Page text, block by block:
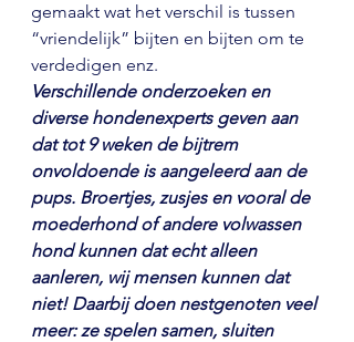
gemaakt wat het verschil is tussen
“vriendelijk” bijten en bijten om te
verdedigen enz.
Verschillende onderzoeken en
diverse hondenexperts geven aan
dat tot 9 weken de bijtrem
onvoldoende is aangeleerd aan de
pups. Broertjes, zusjes en vooral de
moederhond of andere volwassen
hond kunnen dat echt alleen
aanleren, wij mensen kunnen dat
niet! Daarbij doen nestgenoten veel
meer: ze spelen samen, sluiten